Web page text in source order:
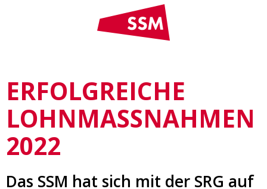
ERFOLGREICHE
LOHNMASSNAHMEN
2022
Das SSM hat sich mit der SRG auf